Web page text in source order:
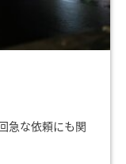
急な依頼にも関